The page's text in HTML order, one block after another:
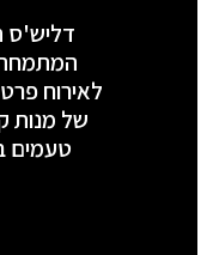
דליש'ס
המתמחה
לאירוח
של מנות
טעמים